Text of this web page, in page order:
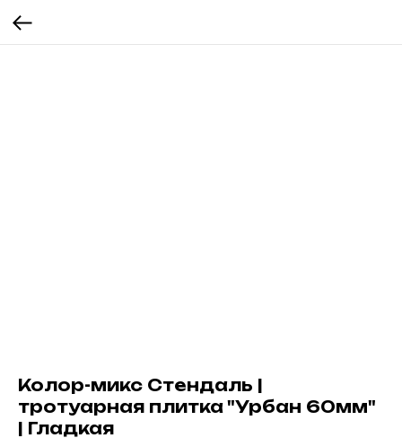
Колор-микс Стендаль |
тротуарная плитка "Урбан 60мм"
| Гладкая